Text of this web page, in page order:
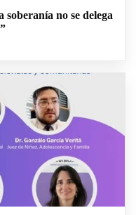
no se delega